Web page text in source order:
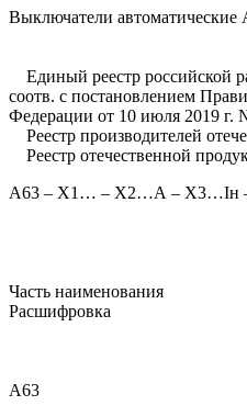
Выключатели
Единый реестр российской
соотв. с постановлением
Федерации от 10 июля 2019 г.
Реестр производителей
Реестр отечественной
А63 – Х1… – Х2…А – Х3…Iн
Часть наименования
Расшифровка
А63